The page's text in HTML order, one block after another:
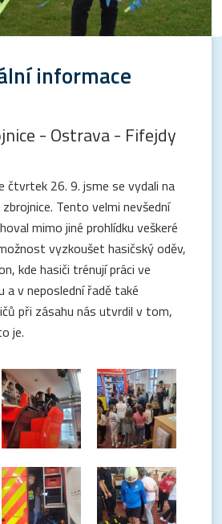
informace
- Ostrava - Fifejdy
čtvrtek 26. 9. jsme se vydali na
Tento velmi nevšední
mimo jiné prohlídku veškeré
vyzkoušet hasičský oděv,
kde hasiči trénují práci ve
v neposlední řadě také
při zásahu nás utvrdil v tom,
je.